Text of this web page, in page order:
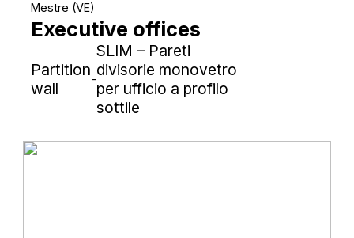
Mestre (VE)
Executive offices
Partition
wall
-
SLIM – Pareti
divisorie monovetro
per ufficio a profilo
sottile